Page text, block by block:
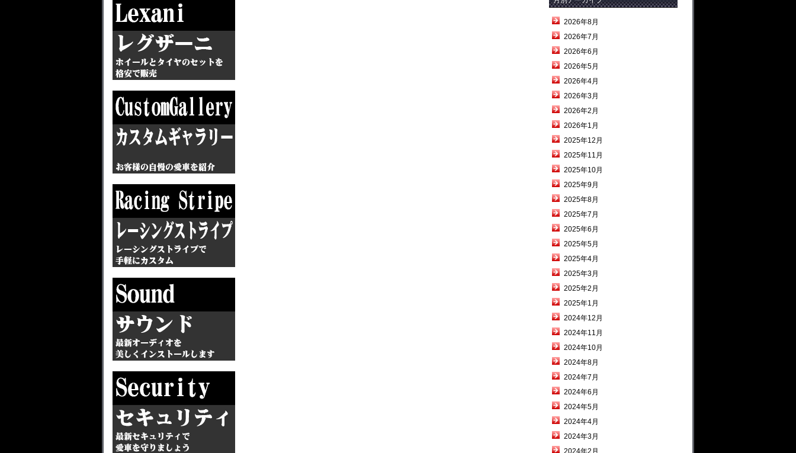
2026年8月
2026年7月
2026年6月
2026年5月
2026年4月
2026年3月
2026年2月
2026年1月
2025年12月
2025年11月
2025年10月
2025年9月
2025年8月
2025年7月
2025年6月
2025年5月
2025年4月
2025年3月
2025年2月
2025年1月
2024年12月
2024年11月
2024年10月
2024年8月
2024年7月
2024年6月
2024年5月
2024年4月
2024年3月
2024年2月